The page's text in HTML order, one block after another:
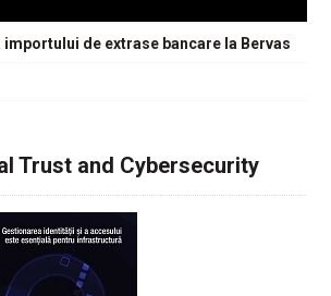
de extrase bancare la Bervas
Trust and Cybersecurity